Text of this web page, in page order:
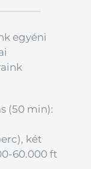
egyéni
(50 min):
két
60.000 ft